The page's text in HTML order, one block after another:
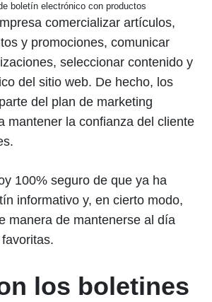
boletín electrónico con productos
comercializar artículos,
y promociones, comunicar
seleccionar contenido y
del sitio web. De hecho, los
del plan de marketing
mantener la confianza del cliente
100% seguro de que ya ha
informativo y, en cierto modo,
manera de mantenerse al día
los boletines